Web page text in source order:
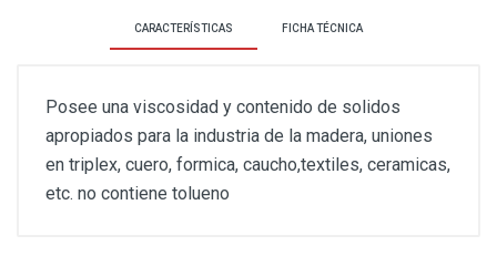
CARACTERÍSTICAS FICHA TÉCNICA
Posee una viscosidad y contenido de solidos
apropiados para la industria de la madera, uniones
en triplex, cuero, formica, caucho,textiles, ceramicas,
etc. no contiene tolueno